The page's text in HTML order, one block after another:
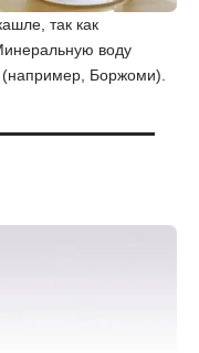
так как
воду
Боржоми).